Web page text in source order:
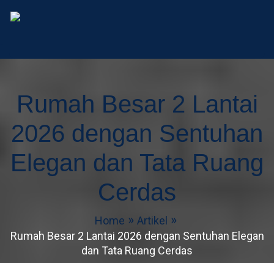
Rumah Besar 2 Lantai
2026 dengan Sentuhan
Elegan dan Tata Ruang
Cerdas
Home
Artikel
Rumah Besar 2 Lantai 2026 dengan Sentuhan Elegan
dan Tata Ruang Cerdas